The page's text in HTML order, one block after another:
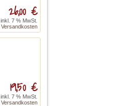
26,00 €
inkl. 7 % MwSt.
Versandkosten
19,50 €
inkl. 7 % MwSt.
Versandkosten